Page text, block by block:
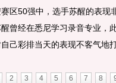
50强中，选手苏醒的表现
曾经在悉尼学习录音专业，
己彩排当天的表现不客气地打
2 3 4 5 6 7 8